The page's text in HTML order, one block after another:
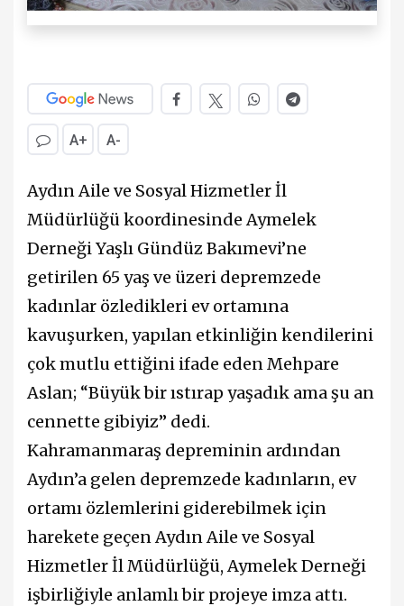
A+ A-
Aydın Aile ve Sosyal Hizmetler İl
Müdürlüğü koordinesinde Aymelek
Derneği Yaşlı Gündüz Bakımevi’ne
getirilen 65 yaş ve üzeri depremzede
kadınlar özledikleri ev ortamına
kavuşurken, yapılan etkinliğin kendilerini
çok mutlu ettiğini ifade eden Mehpare
Aslan; “Büyük bir ıstırap yaşadık ama şu an
cennette gibiyiz” dedi.
Kahramanmaraş depreminin ardından
Aydın’a gelen depremzede kadınların, ev
ortamı özlemlerini giderebilmek için
harekete geçen Aydın Aile ve Sosyal
Hizmetler İl Müdürlüğü, Aymelek Derneği
işbirliğiyle anlamlı bir projeye imza attı.